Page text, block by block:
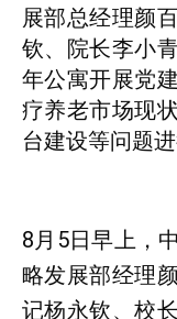
展部总经理颜
钦、院长李小
年公寓开展党
疗养老市场现
台建设等问题进
8月5日早上，
略发展部经理
记杨永钦、校